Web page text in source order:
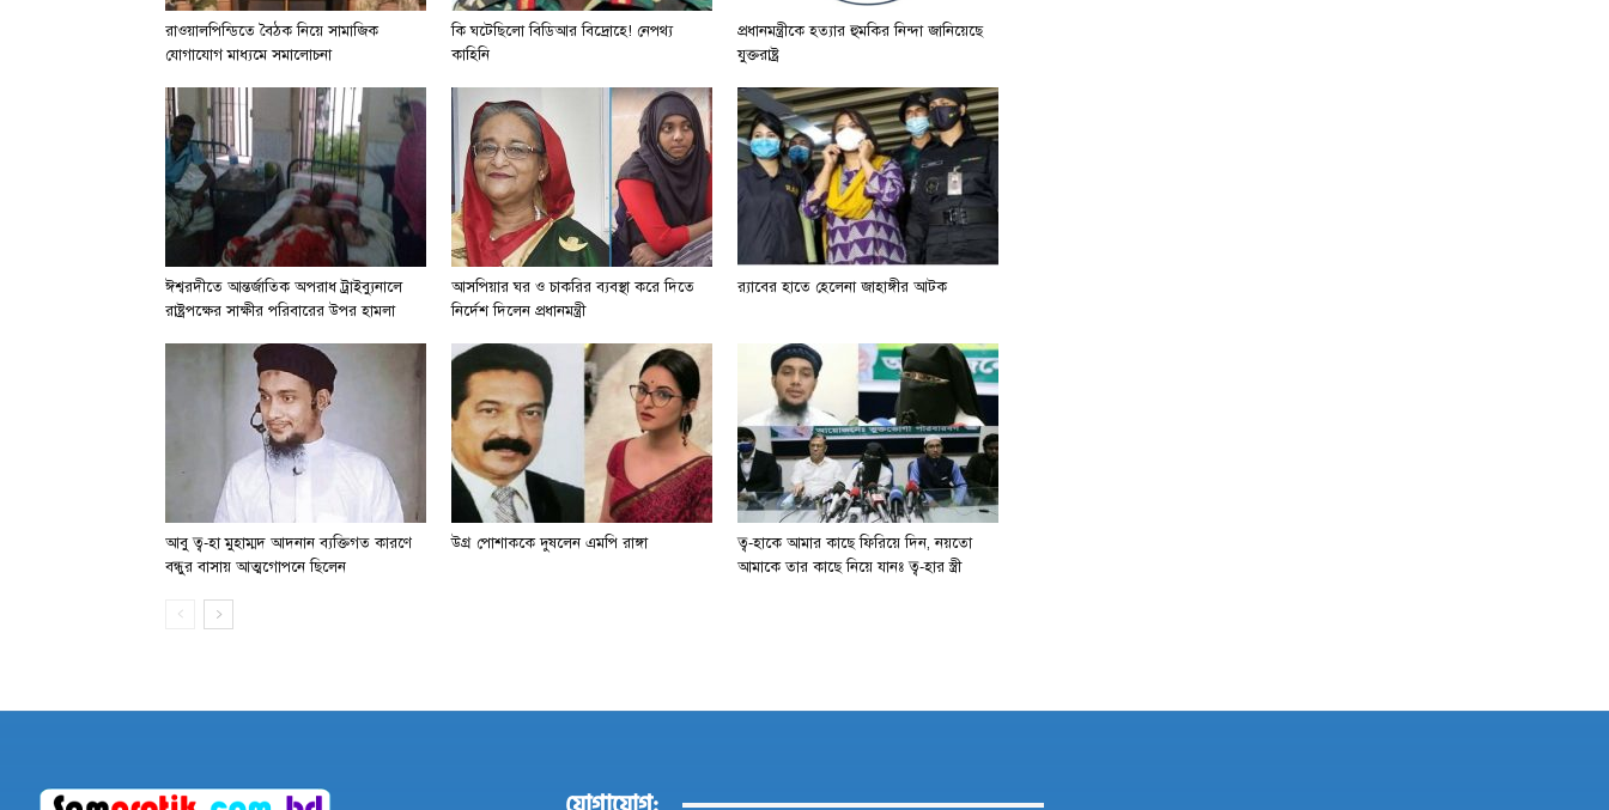
রাওয়ালপিন্ডিতে বৈঠক নিয়ে সামাজিক
যোগাযোগ মাধ্যমে সমালোচনা
কি ঘটেছিলো বিডিআর বিদ্রোহে! নেপথ্য
কাহিনি
প্রধানমন্ত্রীকে হত্যার হুমকির নিন্দা জানিয়েছে
যুক্তরাষ্ট্র
ঈশ্বরদীতে আন্তর্জাতিক অপরাধ ট্রাইব্যুনালে
রাষ্ট্রপক্ষের সাক্ষীর পরিবারের উপর হামলা
আসপিয়ার ঘর ও চাকরির ব্যবস্থা করে দিতে
নির্দেশ দিলেন প্রধানমন্ত্রী
র‍্যাবের হাতে হেলেনা জাহাঙ্গীর আটক
আবু ত্ব-হা মুহাম্মদ আদনান ব্যক্তিগত কারণে
বন্ধুর বাসায় আত্মগোপনে ছিলেন
উগ্র পোশাককে দুষলেন এমপি রাঙ্গা
ত্ব-হাকে আমার কাছে ফিরিয়ে দিন, নয়তো
আমাকে তার কাছে নিয়ে যানঃ ত্ব-হার স্ত্রী